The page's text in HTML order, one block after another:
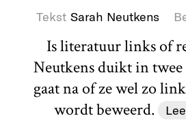
Tekst Sarah Neutkens
Is literatuur links of
Neutkens duikt in twee
gaat na of ze wel zo
wordt beweerd.